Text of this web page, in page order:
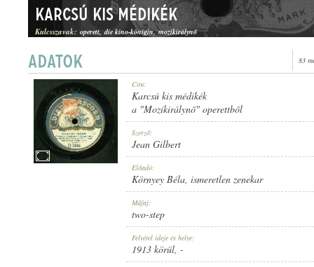
TWO-STEP
1913 KÖRÜL
Karcsú kis médikék
Kulcsszavak: operett die kino-königin mozikirálynő
83
Cím:
Karcsú kis médikék
a "Mozikirálynő" operettből
Szerző:
Jean Gilbert
Előadó:
Környey Béla, ismeretlen zenekar
Műfaj:
two-step
Felvétel ideje és helye:
1913 körül, -